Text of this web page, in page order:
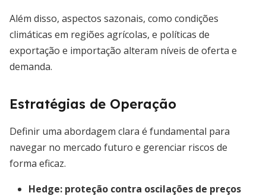
Além disso, aspectos sazonais, como condições
climáticas em regiões agrícolas, e políticas de
exportação e importação alteram níveis de oferta e
demanda.
Estratégias de Operação
Definir uma abordagem clara é fundamental para
navegar no mercado futuro e gerenciar riscos de
forma eficaz.
Hedge: proteção contra oscilações de preços